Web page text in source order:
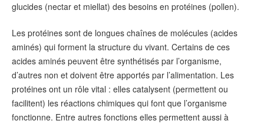
glucides (nectar et miellat) des besoins en protéines (pollen).
Les protéines sont de longues chaînes de molécules (acides
aminés) qui forment la structure du vivant. Certains de ces
acides aminés peuvent être synthétisés par l’organisme,
d’autres non et doivent être apportés par l’alimentation. Les
protéines ont un rôle vital : elles catalysent (permettent ou
facilitent) les réactions chimiques qui font que l’organisme
fonctionne. Entre autres fonctions elles permettent aussi à